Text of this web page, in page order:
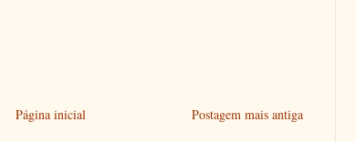
Postagem mais antiga
Página inicial